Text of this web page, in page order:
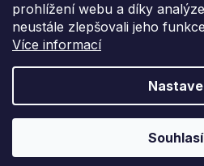
prohlížení webu a díky
neustále zlepšovali jeho
Více informací
Vytvořil